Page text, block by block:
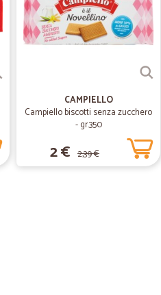
CAMPIELLO
Campiello biscotti senza zucchero
- gr.350
2 € 2,39 €